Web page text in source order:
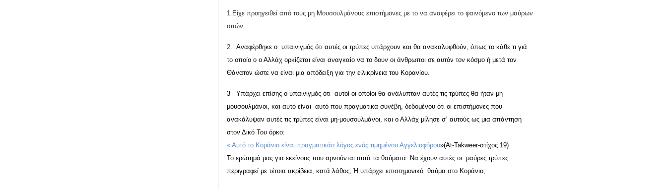
1. Είχε προηγειθεί από τους μη Μουσουλμάνους επιστήμονες με το να αναφέρει το φαινόμενο των μαύρων
οπών.
2. Αναφέρθηκε ο υπαινιγμός ότι αυτές οι τρύπες υπάρχουν και θα ανακαλυφθούν, όπως το κάθε τι γιά
το οποίο ο ο Αλλάχ ορκίζεται είναι αναγκαίο να το δουν οι άνθρωποι σε αυτόν τον κόσμο ή μετά τον
Θάνατον ώστε να είναι μια απόδειξη για την ειλικρίνεια του Κορανίου.
3 - Υπάρχει επίσης ο υπαινιγμός ότι αυτοί οι οποίοι θα ανάλυπταν αυτές τις τρύπες θα ήταν μη
μουσουλμάνοι, και αυτό είναι αυτό που πραγματικά συνέβη, δεδομένου ότι οι επιστήμονες που
ανακάλυψαν αυτές τις τρύπες είναι μη-μουσουλμάνοι, και ο Αλλάχ μίλησε σ΄ αυτούς ως μια απάντηση
στον Δικό Του όρκο:
« Αυτό το Κοράνιο είναι πραγματικάο λόγος ενός τιμημένου Αγγελιοφόρου»(At-Takweer-στίχος 19)
Το ερώτημά μας για εκείνους που αρνούνται αυτά τα θαύματα: Να έχουν αυτές οι μαύρες τρύπες
περιγραφεί με τέτοια ακρίβεια, κατά λάθος; Ή υπάρχει επιστημονικό θαύμα στο Κοράνιο;